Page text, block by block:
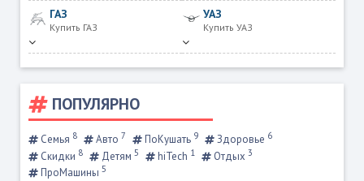
ГАЗ
Купить ГАЗ
УАЗ
Купить УАЗ
ПОПУЛЯРНО
Семья 8 Авто 7 ПоКушать 9 Здоровье 6
Скидки 8 Детям 5 hiTech 1 Отдых 3
ПроМашины 5